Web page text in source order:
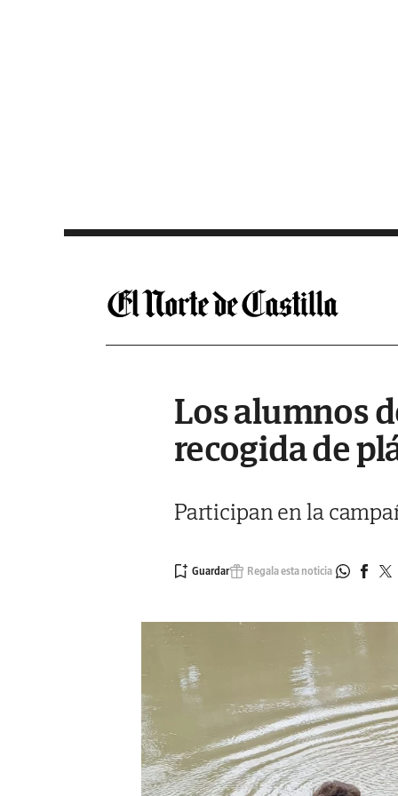
Los alumnos
recogida de
Participan en la
Regala esta noticia